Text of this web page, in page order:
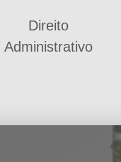
Direito
Administrativo